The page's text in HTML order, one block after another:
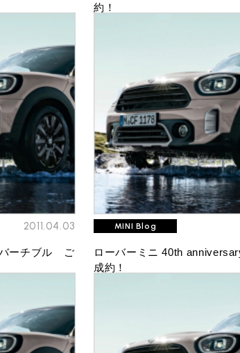
約！
2011.04.03
バーチブル ご
MINI Blog
ローバーミニ 40th
成約！